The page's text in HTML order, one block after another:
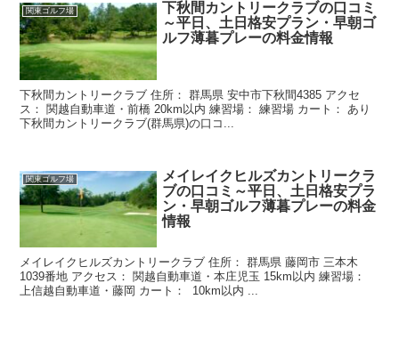
関東ゴルフ場
下秋間カントリークラブの口コミ
～平日、土日格安プラン・早朝ゴ
ルフ薄暮プレーの料金情報
下秋間カントリークラブ 住所： 群馬県 安中市下秋間4385 アクセ
ス： 関越自動車道・前橋 20km以内 練習場： 練習場 カート： あり
下秋間カントリークラブ(群馬県)の口コ...
関東ゴルフ場
メイレイクヒルズカントリークラ
ブの口コミ～平日、土日格安プラ
ン・早朝ゴルフ薄暮プレーの料金
情報
メイレイクヒルズカントリークラブ 住所： 群馬県 藤岡市 三本木
1039番地 アクセス： 関越自動車道・本庄児玉 15km以内 練習場：
上信越自動車道・藤岡 カート： 10km以内 ...